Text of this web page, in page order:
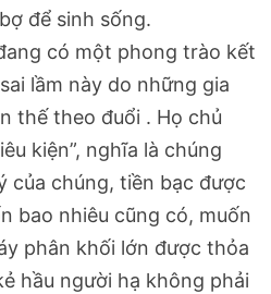
để sinh sống.
có một phong trào kết
lầm này do những gia
thế theo đuổi . Họ chủ
kiện”, nghĩa là chúng
của chúng, tiền bạc được
bao nhiêu cũng có, muốn
phân khối lớn được thỏa
hầu người hạ không phải